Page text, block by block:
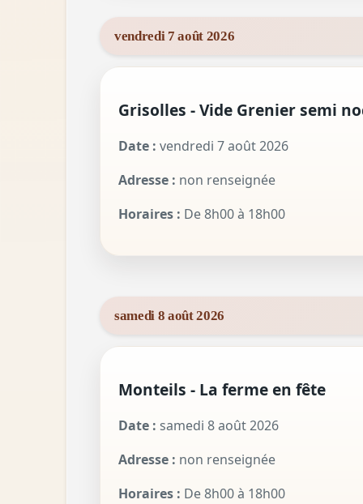
vendredi 7 août 2026
Grisolles - Vide Grenier semi
Date : vendredi 7 août 2026
Adresse : non renseignée
Horaires : De 8h00 à 18h00
samedi 8 août 2026
Monteils - La ferme en fête
Date : samedi 8 août 2026
Adresse : non renseignée
Horaires : De 8h00 à 18h00